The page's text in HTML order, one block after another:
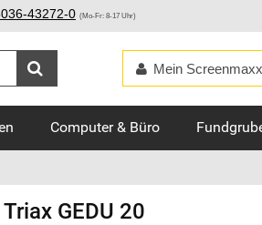
43272-0 (Mo-Fr: 8-17 Uhr)
Mein Screenmaxx
Computer & Büro
Triax GEDU 20